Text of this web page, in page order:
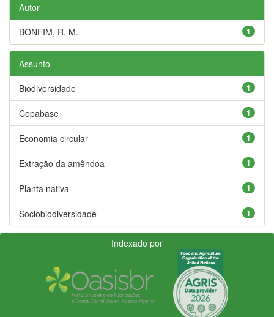
Autor
1
BONFIM, R. M.
Assunto
1
Biodiversidade
1
Copabase
1
Economia circular
1
Extração da amêndoa
1
Planta nativa
1
Sociobiodiversidade
Indexado por